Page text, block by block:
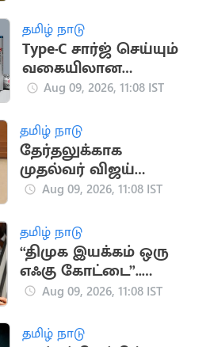
பூக்கத் தொடங்கின!
தமிழ் நாடு
Type-C சார்ஜ் செய்யும்
வகையிலான
பேட்டரிகள் அறிமுகம்
Aug 09, 2026, 11:08 IST
தமிழ் நாடு
தேர்தலுக்காக
முதல்வர் விஜய்
ரூ.22.05 லட்சம் செலவு
Aug 09, 2026, 11:08 IST
தமிழ் நாடு
“திமுக இயக்கம் ஒரு
எஃகு கோட்டை”..
முன்னாள் அமைச்சர்
Aug 09, 2026, 11:08 IST
தமிழ் நாடு